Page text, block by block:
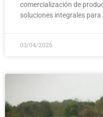
comercialización de
soluciones integrales para
03/04/2026